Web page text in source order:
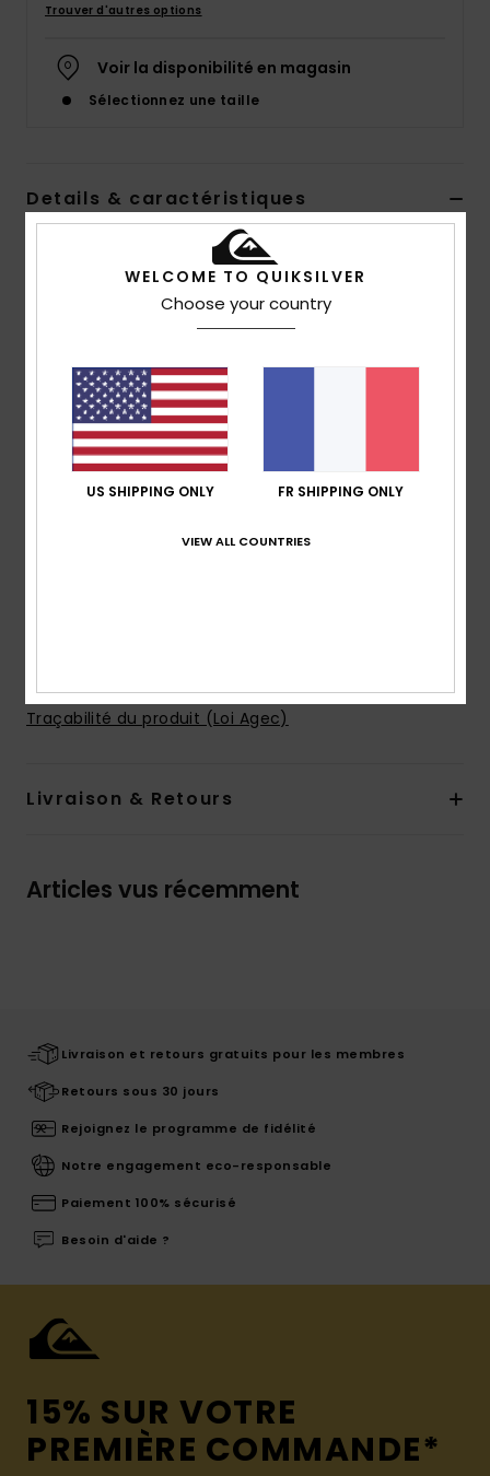
Trouver d'autres options
Voir la disponibilité en magasin
Sélectionnez une taille
Details & caractéristiques
Chemise manches courtes Gris Homme
EQYWT04463 Code couleursfv6
Matière écoresponsable :
g/m²]
Traitement :modèle délavé
coupe :coupe regular
Encolure :col de chemise
manches courtes
Traçabilité du produit (Loi Agec)
Livraison & Retours
Articles vus récemment
Livraison et retours gratuits pour les membres
Retours sous 30 jours
Rejoignez le programme de fidélité
Notre engagement eco-responsable
Paiement 100% sécurisé
Besoin d'aide ?
15% SUR VOTRE
PREMIÈRE COMMANDE*
WELCOME TO QUIKSILVER
Choose your country
US SHIPPING ONLY FR SHIPPING ONLY
VIEW ALL COUNTRIES